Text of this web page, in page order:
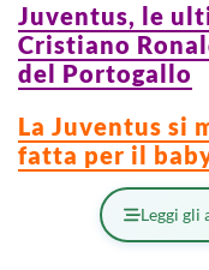
Juventus, le
Cristiano
del Portogallo
La Juventus si
fatta per il
Leggi